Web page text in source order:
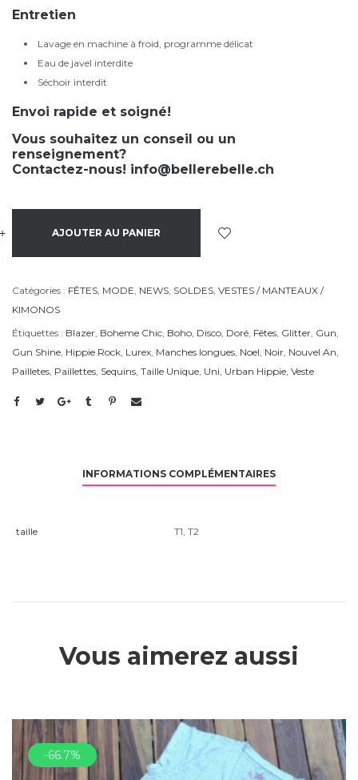
Entretien
Lavage en machine à froid, programme délicat
Eau de javel interdite
Séchoir interdit
Envoi rapide et soigné!
Vous souhaitez un conseil ou un
renseignement?
Contactez-nous! info@bellerebelle.ch
+ AJOUTER AU PANIER
Catégories : FÊTES, MODE, NEWS, SOLDES, VESTES / MANTEAUX /
KIMONOS
Étiquettes : Blazer, Boheme Chic, Boho, Disco, Doré, Fêtes, Glitter, Gun,
Gun Shine, Hippie Rock, Lurex, Manches longues, Noel, Noir, Nouvel An,
Pailletes, Paillettes, Sequins, Taille Unique, Uni, Urban Hippie, Veste
INFORMATIONS COMPLÉMENTAIRES
taille T1, T2
Vous aimerez aussi
-66.7%